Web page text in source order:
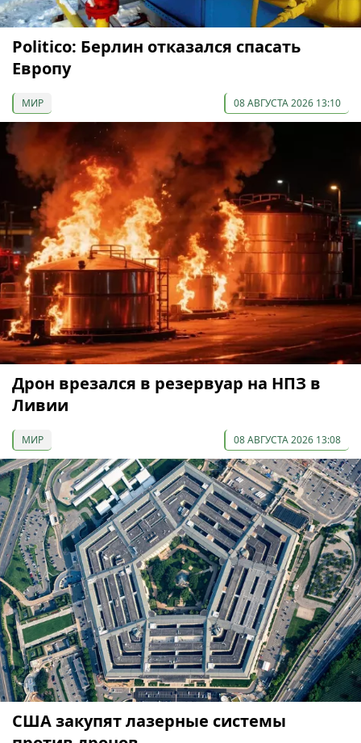
Politico: Берлин отказался спасать
Европу
МИР 08 АВГУСТА 2026 13:10
Дрон врезался в резервуар на НПЗ в
Ливии
МИР 08 АВГУСТА 2026 13:08
США закупят лазерные системы